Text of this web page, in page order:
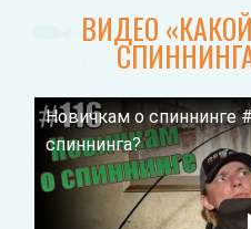
ВИДЕО
Новичкам о спиннинге
спиннинга?
Смотрите это видео на